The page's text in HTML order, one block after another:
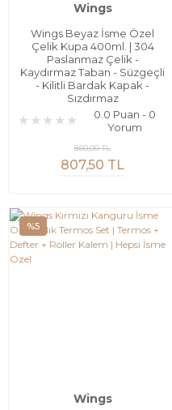
Wings
Wings Beyaz İsme Özel
Çelik Kupa 400ml. | 304
Paslanmaz Çelik -
Kaydırmaz Taban - Süzgeçli
- Kilitli Bardak Kapak -
Sızdırmaz
0.0 Puan - 0
Yorum
807,50 TL
850,00 TL
%5
Wings